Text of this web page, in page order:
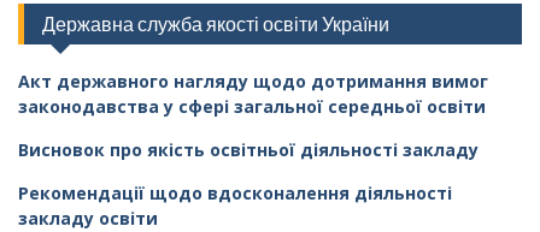
Державна служба якості освіти України
Акт державного нагляду щодо дотримання вимог
законодавства у сфері загальної середньої освіти
Висновок про якість освітньої діяльності закладу
Рекомендації щодо вдосконалення діяльності
закладу освіти